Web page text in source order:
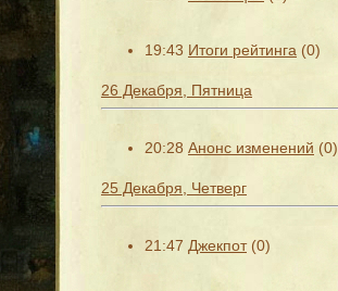
19:43 Итоги рейтинга (0)
26 Декабря, Пятница
20:28 Анонс изменений (0)
25 Декабря, Четверг
21:47 Джекпот (0)